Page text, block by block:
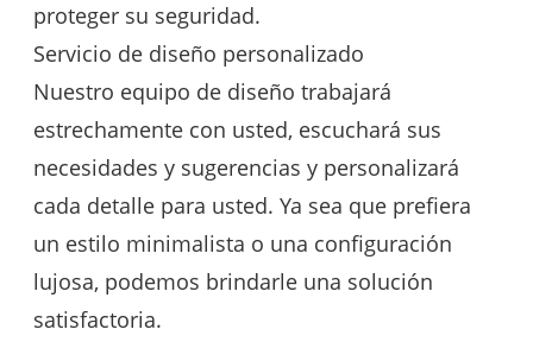
proteger su seguridad.
Servicio de diseño personalizado
Nuestro equipo de diseño trabajará
estrechamente con usted, escuchará sus
necesidades y sugerencias y personalizará
cada detalle para usted. Ya sea que prefiera
un estilo minimalista o una configuración
lujosa, podemos brindarle una solución
satisfactoria.